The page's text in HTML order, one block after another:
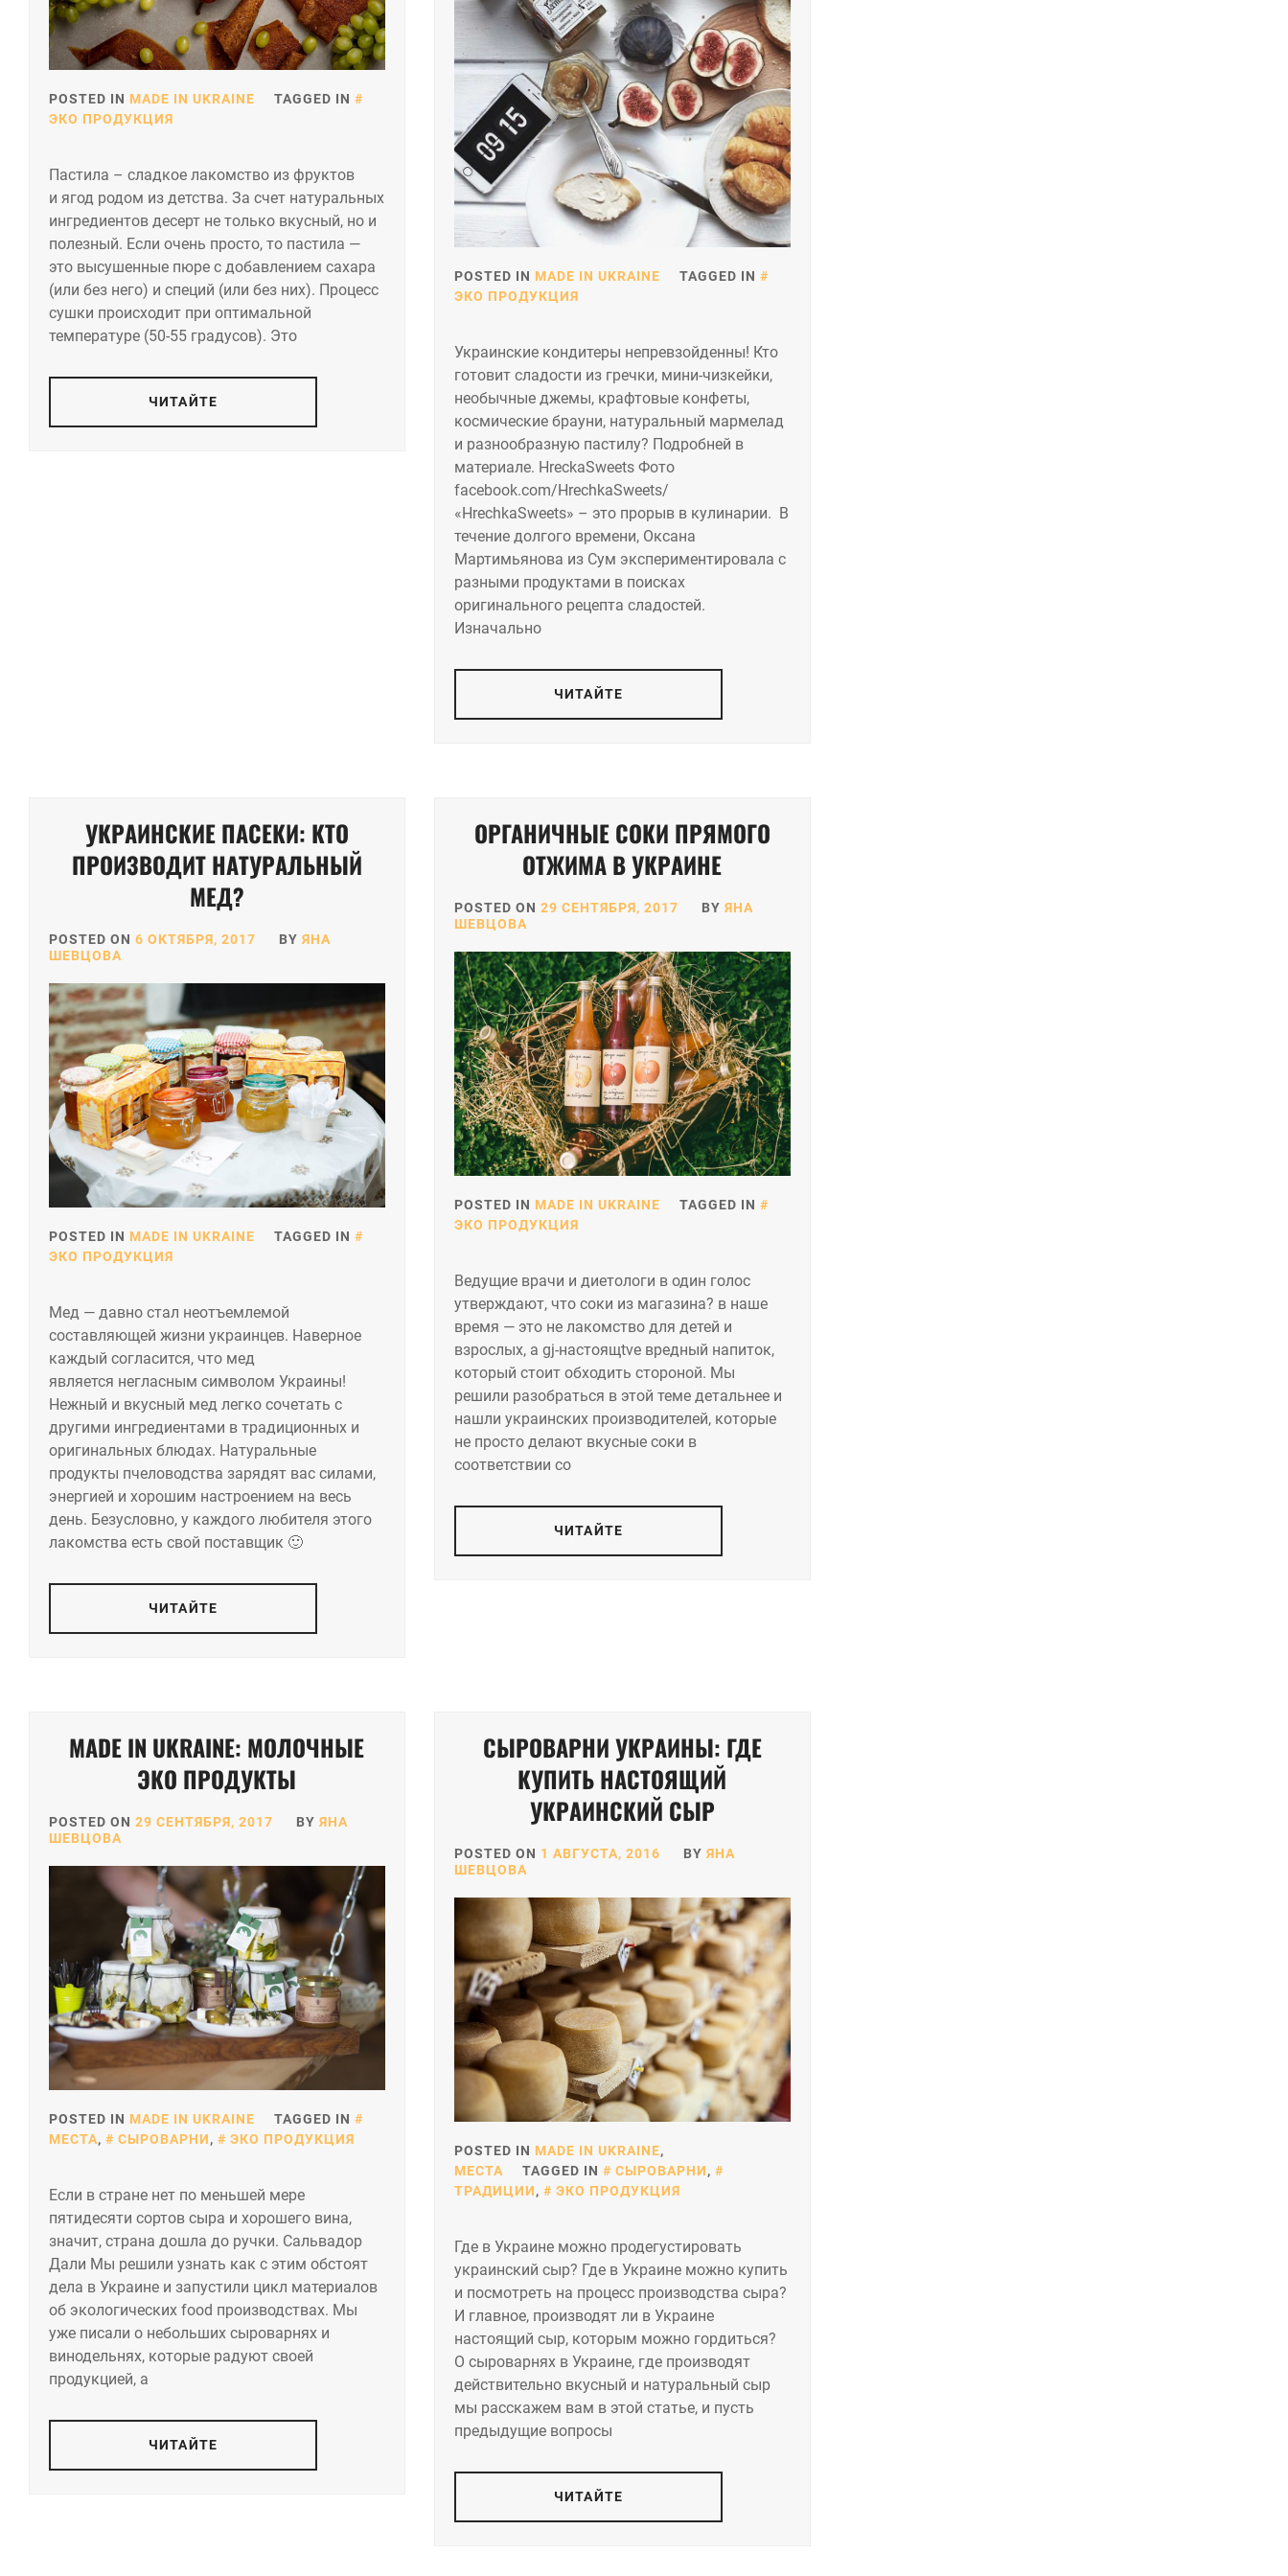
POSTED IN MADE IN UKRAINE
TAGGED IN
ЭКО ПРОДУКЦИЯ
Пастила – сладкое лакомство из фруктов
и ягод родом из детства. За счет натуральных
ингредиентов десерт не только вкусный, но и
полезный. Если очень просто, то пастила —
это высушенные пюре с добавлением сахара
(или без него) и специй (или без них). Процесс
сушки происходит при оптимальной
температуре (50-55 градусов). Это
ЧИТАЙТЕ
POSTED IN MADE IN UKRAINE
TAGGED IN
ЭКО ПРОДУКЦИЯ
Украинские кондитеры непревзойденны! Кто
готовит сладости из гречки, мини-чизкейки,
необычные джемы, крафтовые конфеты,
космические брауни, натуральный мармелад
и разнообразную пастилу? Подробней в
материале. HreckaSweets Фото
facebook.com/HrechkaSweets/
«HrechkaSweets» – это прорыв в кулинарии. В
течение долгого времени, Оксана
Мартимьянова из Сум экспериментировала с
разными продуктами в поисках
оригинального рецепта сладостей.
Изначально
ЧИТАЙТЕ
УКРАИНСКИЕ ПАСЕКИ: КТО
ПРОИЗВОДИТ НАТУРАЛЬНЫЙ
МЕД?
POSTED ON 6 ОКТЯБРЯ, 2017 BY ЯНА
ШЕВЦОВА
POSTED IN MADE IN UKRAINE
TAGGED IN
ЭКО ПРОДУКЦИЯ
Мед — давно стал неотъемлемой
составляющей жизни украинцев. Наверное
каждый согласится, что мед
является негласным символом Украины!
Нежный и вкусный мед легко сочетать с
другими ингредиентами в традиционных и
оригинальных блюдах. Натуральные
продукты пчеловодства зарядят вас силами,
энергией и хорошим настроением на весь
день. Безусловно, у каждого любителя этого
лакомства есть свой поставщик 🙂
ЧИТАЙТЕ
ОРГАНИЧНЫЕ СОКИ ПРЯМОГО
ОТЖИМА В УКРАИНЕ
POSTED ON 29 СЕНТЯБРЯ, 2017 BY ЯНА
ШЕВЦОВА
POSTED IN MADE IN UKRAINE
TAGGED IN
ЭКО ПРОДУКЦИЯ
Ведущие врачи и диетологи в один голос
утверждают, что соки из магазина? в наше
время — это не лакомство для детей и
взрослых, а gj-настоящtve вредный напиток,
который стоит обходить стороной. Мы
решили разобраться в этой теме детальнее и
нашли украинских производителей, которые
не просто делают вкусные соки в
соответствии со
ЧИТАЙТЕ
MADE IN UKRAINE: МОЛОЧНЫЕ
ЭКО ПРОДУКТЫ
POSTED ON 29 СЕНТЯБРЯ, 2017 BY ЯНА
ШЕВЦОВА
POSTED IN MADE IN UKRAINE
TAGGED IN
МЕСТА, СЫРОВАРНИ, ЭКО ПРОДУКЦИЯ
Если в стране нет по меньшей мере
пятидесяти сортов сыра и хорошего вина,
значит, страна дошла до ручки. Сальвадор
Дали Мы решили узнать как с этим обстоят
дела в Украине и запустили цикл материалов
об экологических food производствах. Мы
уже писали о небольших сыроварнях и
винодельнях, которые радуют своей
продукцией, а
ЧИТАЙТЕ
СЫРОВАРНИ УКРАИНЫ: ГДЕ
КУПИТЬ НАСТОЯЩИЙ
УКРАИНСКИЙ СЫР
POSTED ON 1 АВГУСТА, 2016 BY ЯНА
ШЕВЦОВА
POSTED IN MADE IN UKRAINE,
МЕСТА
TAGGED IN СЫРОВАРНИ,
ТРАДИЦИИ, ЭКО ПРОДУКЦИЯ
Где в Украине можно продегустировать
украинский сыр? Где в Украине можно купить
и посмотреть на процесс производства сыра?
И главное, производят ли в Украине
настоящий сыр, которым можно гордиться?
О сыроварнях в Украине, где производят
действительно вкусный и натуральный сыр
мы расскажем вам в этой статье, и пусть
предыдущие вопросы
ЧИТАЙТЕ